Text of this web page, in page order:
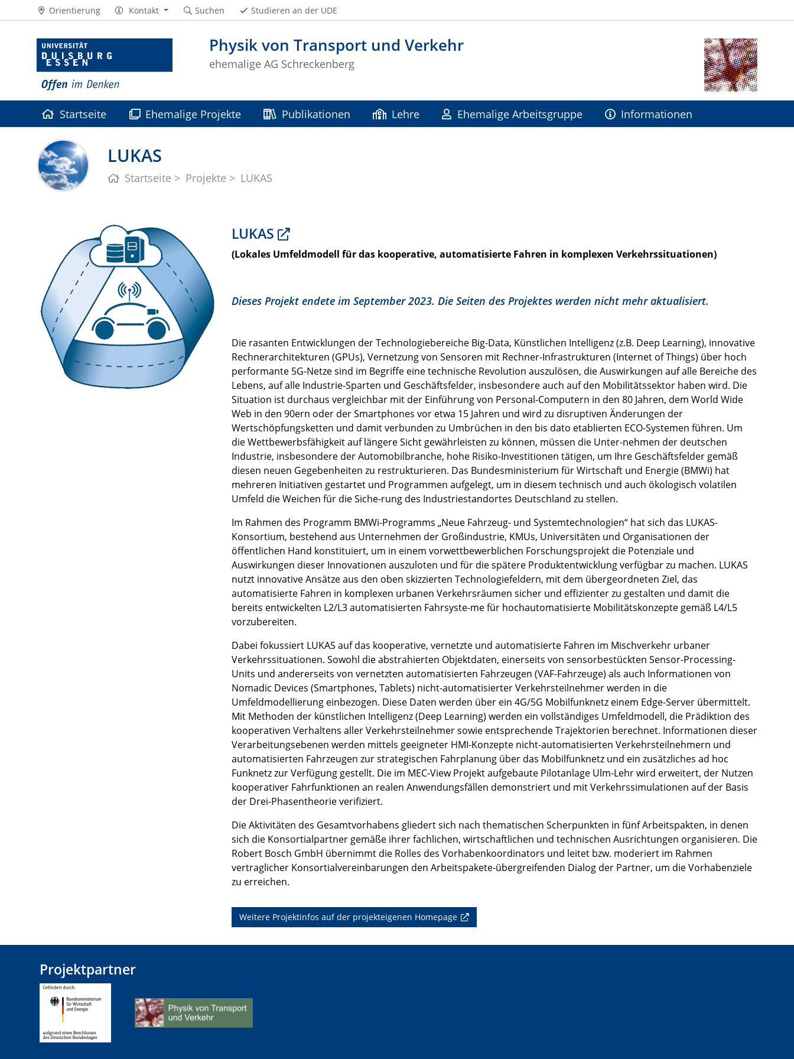
Physik von Transport und Verkehr
ehemalige AG Schreckenberg
Orientierung Kontakt Suchen Studieren an der UDE
Startseite Ehemalige Projekte Publikationen Lehre Ehemalige Arbeitsgruppe Informationen
LUKAS
Startseite Projekte LUKAS
LUKAS
(Lokales Umfeldmodell für das kooperative, automatisierte Fahren in komplexen Verkehrssituationen)
Dieses Projekt endete im September 2023. Die Seiten des Projektes werden nicht mehr aktualisiert.
Die rasanten Entwicklungen der Technologiebereiche Big-Data, Künstlichen Intelligenz (z.B. Deep Learning), innovative
Rechnerarchitekturen (GPUs), Vernetzung von Sensoren mit Rechner-Infrastrukturen (Internet of Things) über hoch
performante 5G-Netze sind im Begriffe eine technische Revolution auszulösen, die Auswirkungen auf alle Bereiche des
Lebens, auf alle Industrie-Sparten und Geschäftsfelder, insbesondere auch auf den Mobilitätssektor haben wird. Die
Situation ist durchaus vergleichbar mit der Einführung von Personal-Computern in den 80 Jahren, dem World Wide
Web in den 90ern oder der Smartphones vor etwa 15 Jahren und wird zu disruptiven Änderungen der
Wertschöpfungsketten und damit verbunden zu Umbrüchen in den bis dato etablierten ECO-Systemen führen. Um
die Wettbewerbsfähigkeit auf längere Sicht gewährleisten zu können, müssen die Unter-nehmen der deutschen
Industrie, insbesondere der Automobilbranche, hohe Risiko-Investitionen tätigen, um Ihre Geschäftsfelder gemäß
diesen neuen Gegebenheiten zu restrukturieren. Das Bundesministerium für Wirtschaft und Energie (BMWi) hat
mehreren Initiativen gestartet und Programmen aufgelegt, um in diesem technisch und auch ökologisch volatilen
Umfeld die Weichen für die Siche-rung des Industriestandortes Deutschland zu stellen.
Im Rahmen des Programm BMWi-Programms „Neue Fahrzeug- und Systemtechnologien“ hat sich das LUKAS-
Konsortium, bestehend aus Unternehmen der Großindustrie, KMUs, Universitäten und Organisationen der
öffentlichen Hand konstituiert, um in einem vorwettbewerblichen Forschungsprojekt die Potenziale und
Auswirkungen dieser Innovationen auszuloten und für die spätere Produktentwicklung verfügbar zu machen. LUKAS
nutzt innovative Ansätze aus den oben skizzierten Technologiefeldern, mit dem übergeordneten Ziel, das
automatisierte Fahren in komplexen urbanen Verkehrsräumen sicher und effizienter zu gestalten und damit die
bereits entwickelten L2/L3 automatisierten Fahrsyste-me für hochautomatisierte Mobilitätskonzepte gemäß L4/L5
vorzubereiten.
Dabei fokussiert LUKAS auf das kooperative, vernetzte und automatisierte Fahren im Mischverkehr urbaner
Verkehrssituationen. Sowohl die abstrahierten Objektdaten, einerseits von sensorbestückten Sensor-Processing-
Units und andererseits von vernetzten automatisierten Fahrzeugen (VAF-Fahrzeuge) als auch Informationen von
Nomadic Devices (Smartphones, Tablets) nicht-automatisierter Verkehrsteilnehmer werden in die
Umfeldmodellierung einbezogen. Diese Daten werden über ein 4G/5G Mobilfunknetz einem Edge-Server übermittelt.
Mit Methoden der künstlichen Intelligenz (Deep Learning) werden ein vollständiges Umfeldmodell, die Prädiktion des
kooperativen Verhaltens aller Verkehrsteilnehmer sowie entsprechende Trajektorien berechnet. Informationen dieser
Verarbeitungsebenen werden mittels geeigneter HMI-Konzepte nicht-automatisierten Verkehrsteilnehmern und
automatisierten Fahrzeugen zur strategischen Fahrplanung über das Mobilfunknetz und ein zusätzliches ad hoc
Funknetz zur Verfügung gestellt. Die im MEC-View Projekt aufgebaute Pilotanlage Ulm-Lehr wird erweitert, der Nutzen
kooperativer Fahrfunktionen an realen Anwendungsfällen demonstriert und mit Verkehrssimulationen auf der Basis
der Drei-Phasentheorie verifiziert.
Die Aktivitäten des Gesamtvorhabens gliedert sich nach thematischen Scherpunkten in fünf Arbeitspakten, in denen
sich die Konsortialpartner gemäße ihrer fachlichen, wirtschaftlichen und technischen Ausrichtungen organisieren. Die
Robert Bosch GmbH übernimmt die Rolles des Vorhabenkoordinators und leitet bzw. moderiert im Rahmen
vertraglicher Konsortialvereinbarungen den Arbeitspakete-übergreifenden Dialog der Partner, um die Vorhabenziele
zu erreichen.
Weitere Projektinfos auf der projekteigenen Homepage
Projektpartner